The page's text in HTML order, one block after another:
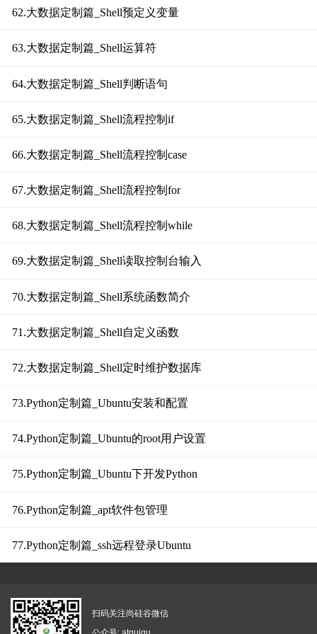
62.大数据定制篇_Shell预定义变量
63.大数据定制篇_Shell运算符
64.大数据定制篇_Shell判断语句
65.大数据定制篇_Shell流程控制if
66.大数据定制篇_Shell流程控制case
67.大数据定制篇_Shell流程控制for
68.大数据定制篇_Shell流程控制while
69.大数据定制篇_Shell读取控制台输入
70.大数据定制篇_Shell系统函数简介
71.大数据定制篇_Shell自定义函数
72.大数据定制篇_Shell定时维护数据库
73.Python定制篇_Ubuntu安装和配置
74.Python定制篇_Ubuntu的root用户设置
75.Python定制篇_Ubuntu下开发Python
76.Python定制篇_apt软件包管理
77.Python定制篇_ssh远程登录Ubuntu
扫码关注尚硅谷微信